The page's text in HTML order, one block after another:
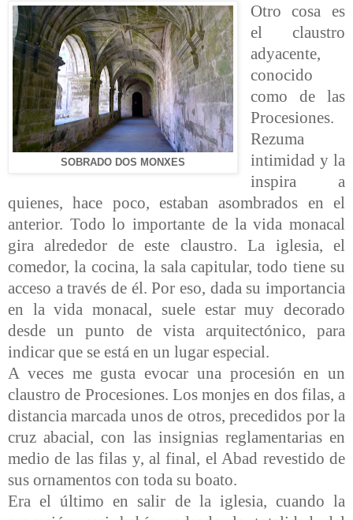
SOBRADO DOS MONXES
Otro cosa es
el claustro
adyacente,
conocido
como de las
Procesiones.
Rezuma
intimidad y la
inspira a
quienes, hace poco, estaban asombrados en el
anterior. Todo lo importante de la vida monacal
gira alrededor de este claustro. La iglesia, el
comedor, la cocina, la sala capitular, todo tiene su
acceso a través de él. Por eso, dada su importancia
en la vida monacal, suele estar muy decorado
desde un punto de vista arquitectónico, para
indicar que se está en un lugar especial.
A veces me gusta evocar una procesión en un
claustro de Procesiones. Los monjes en dos filas, a
distancia marcada unos de otros, precedidos por la
cruz abacial, con las insignias reglamentarias en
medio de las filas y, al final, el Abad revestido de
sus ornamentos con toda su boato.
Era el último en salir de la iglesia, cuando la